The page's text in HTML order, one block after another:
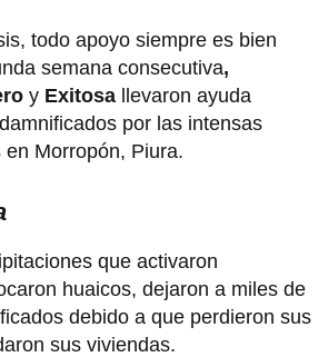
todo apoyo siempre es bien
semana consecutiva,
y Exitosa llevaron ayuda
por las intensas
Morropón, Piura.
que activaron
huaicos, dejaron a miles de
debido a que perdieron sus
sus viviendas.